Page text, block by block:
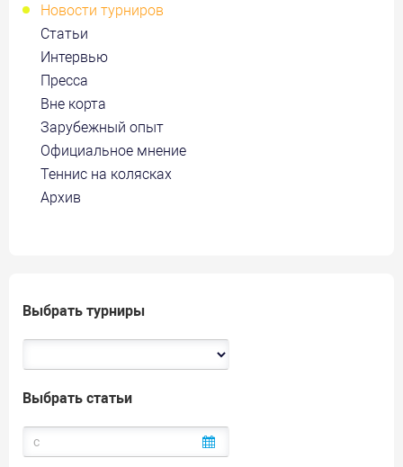
Новости турниров
Статьи
Интервью
Пресса
Вне корта
Зарубежный опыт
Официальное мнение
Теннис на колясках
Архив
Выбрать турниры
Выбрать статьи